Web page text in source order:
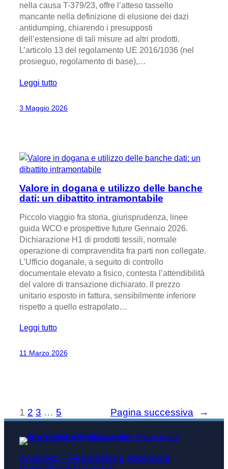
nella causa T-379/23, offre l’atteso tassello
mancante nella definizione di elusione dei dazi
antidumping, chiarendo i presupposti
dell’estensione di tali misure ad altri prodotti.
L’articolo 13 del regolamento UE 2016/1036 (nel
prosieguo, regolamento di base),…
Leggi tutto
3 Maggio 2026
Valore in dogana e utilizzo delle banche
dati: un dibattito intramontabile
Piccolo viaggio fra storia, giurisprudenza, linee
guida WCO e prospettive future Gennaio 2026.
Dichiarazione H1 di prodotti tessili, normale
operazione di compravendita fra parti non collegate.
L’Ufficio doganale, a seguito di controllo
documentale elevato a fisico, contesta l’attendibilità
del valore di transazione dichiarato. Il prezzo
unitario esposto in fattura, sensibilmente inferiore
rispetto a quello estrapolato…
Leggi tutto
11 Marzo 2026
1 2 3 … 5 Pagina successiva →
Anasped – Federazione Nazionale